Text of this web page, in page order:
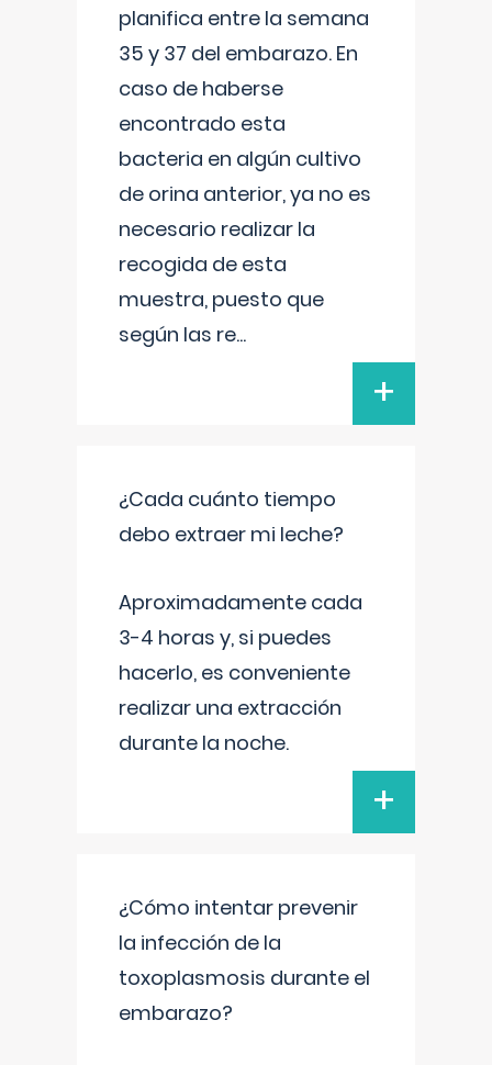
planifica entre la semana
35 y 37 del embarazo. En
caso de haberse
encontrado esta
bacteria en algún cultivo
de orina anterior, ya no es
necesario realizar la
recogida de esta
muestra, puesto que
según las re...
+
¿Cada cuánto tiempo
debo extraer mi leche?
Aproximadamente cada
3-4 horas y, si puedes
hacerlo, es conveniente
realizar una extracción
durante la noche.
+
¿Cómo intentar prevenir
la infección de la
toxoplasmosis durante el
embarazo?